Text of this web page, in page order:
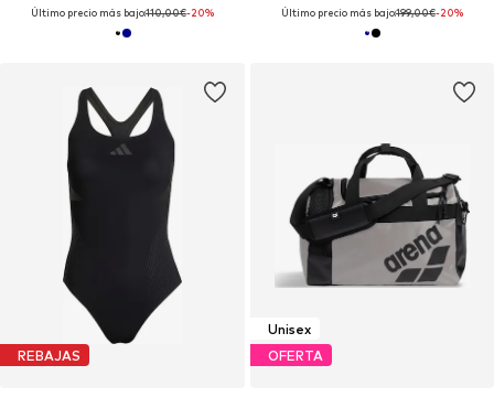
Último precio más bajo:110,00€-20% Último precio más bajo:199,00€-20%
REBAJAS
Unisex
OFERTA